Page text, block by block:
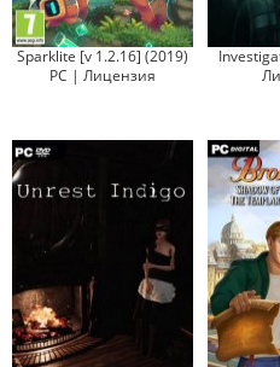
Sparklite [v 1.2.16] (2019)
PC | Лицензия